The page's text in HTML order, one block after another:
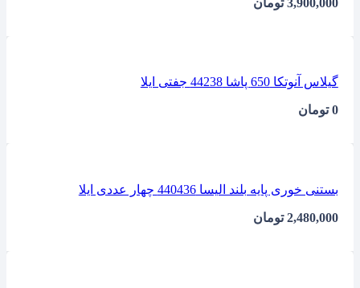
3,900,000 تومان
گیلاس آنوتکا 650 پاشا 44238 جفتی ایلا
0 تومان
بستنی خوری پایه بلند الیسا 440436 چهار عددی ایلا
2,480,000 تومان